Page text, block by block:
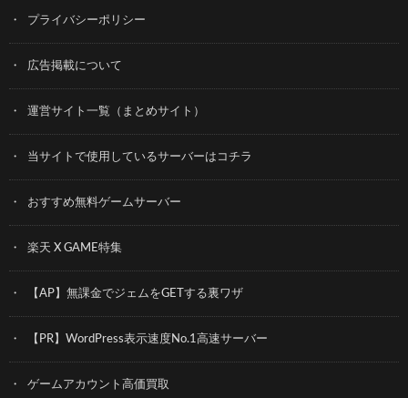
プライバシーポリシー
広告掲載について
運営サイト一覧（まとめサイト）
当サイトで使用しているサーバーはコチラ
おすすめ無料ゲームサーバー
楽天 X GAME特集
【AP】無課金でジェムをGETする裏ワザ
【PR】WordPress表示速度No.1高速サーバー
ゲームアカウント高価買取